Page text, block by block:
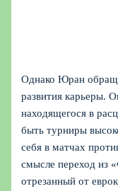
Однако Юран
развития карьеры.
находящегося в
быть турниры
себя в матчах
смысле переход из
отрезанный от